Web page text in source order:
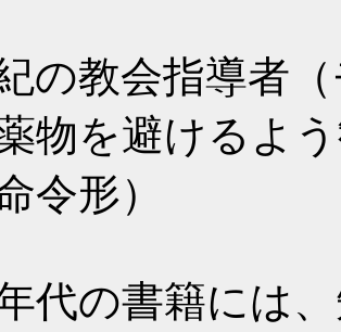
の教会指導者
物を避けるよ
令形）
代の書籍には